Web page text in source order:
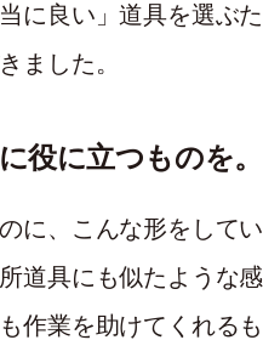
に良い」道具を選ぶた
ました。
役に立つものを。
に、こんな形をしてい
道具にも似たような感
作業を助けてくれるも